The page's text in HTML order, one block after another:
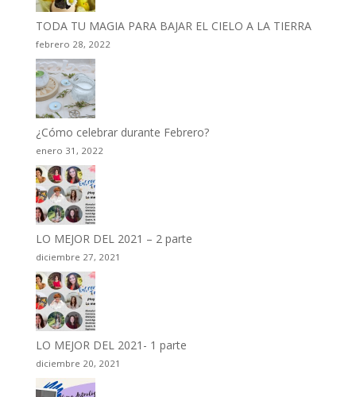
TODA TU MAGIA PARA BAJAR EL CIELO A LA TIERRA
febrero 28, 2022
¿Cómo celebrar durante Febrero?
enero 31, 2022
LO MEJOR DEL 2021 – 2 parte
diciembre 27, 2021
LO MEJOR DEL 2021- 1 parte
diciembre 20, 2021